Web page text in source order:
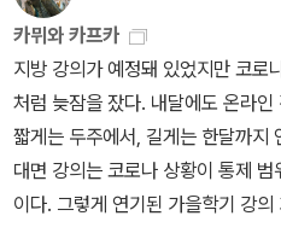
았는데도 인생의 갑작스런 소용돌이에... 별장 초반까지만 해
르 카뮈의 ‘결혼.여름‘에세이 느낌이었는데 갑작스런 1부
히 충격적이다.🍊 약 십여년 전에는
이없었는데, 2부를 늦게 읽기 시작
수 없었다. 그 때보다 문해력이나
도 아닌데 받아들이는 게 왜이리
가지였던 게 아닐까 싶다. 하나는
카뮈와 카프카
지방 강의가 예정돼 있었지만 코로
처럼 늦잠을 잤다. 내달에도 온라
짧게는 두주에서, 길게는 한달까지
대면 강의는 코로나 상황이 통제
이다. 그렇게 연기된 가을학기 강